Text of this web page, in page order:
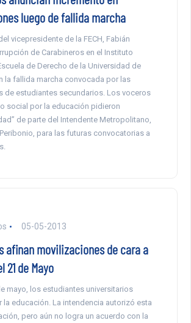
luego de fallida marcha
vicepresidente de la FECH, Fabián
de Carabineros en el Instituto
de Derecho de la Universidad de
la fallida marcha convocada por las
de estudiantes secundarios. Los voceros
social por la educación pidieron
de parte del Intendente Metropolitano,
para las futuras convocatorias a
05-05-2013
afinan movilizaciones de cara a
21 de Mayo
mayo, los estudiantes universitarios
la educación. La intendencia autorizó esta
pero aún no logra un acuerdo con la